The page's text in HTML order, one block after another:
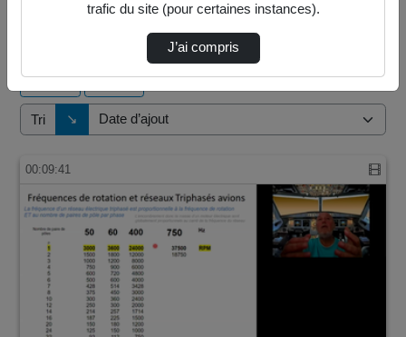
21 vidéos trouvées
Tri ↘
Direction de tri
00:09:41
trafic du site (pour certaines instances).
J’ai compris